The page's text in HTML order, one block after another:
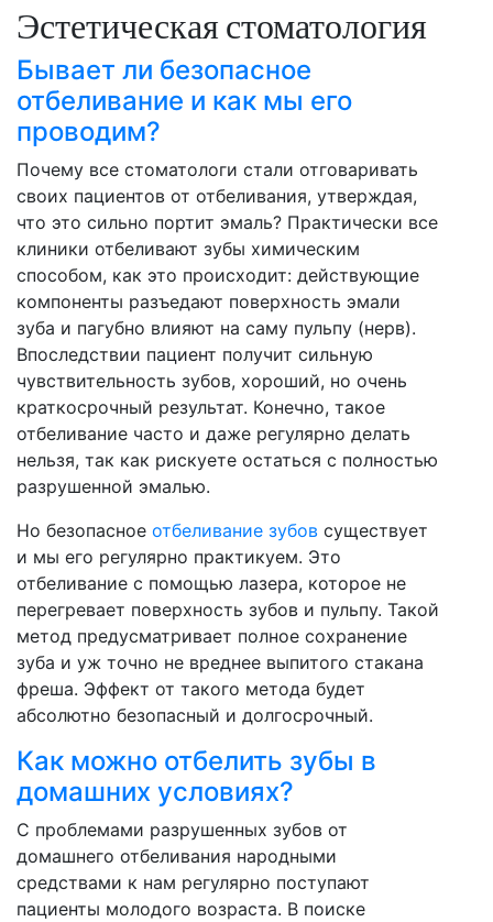
Эстетическая стоматология
Бывает ли безопасное
отбеливание и как мы его
проводим?
Почему все стоматологи стали отговаривать
своих пациентов от отбеливания, утверждая,
что это сильно портит эмаль? Практически все
клиники отбеливают зубы химическим
способом, как это происходит: действующие
компоненты разъедают поверхность эмали
зуба и пагубно влияют на саму пульпу (нерв).
Впоследствии пациент получит сильную
чувствительность зубов, хороший, но очень
краткосрочный результат. Конечно, такое
отбеливание часто и даже регулярно делать
нельзя, так как рискуете остаться с полностью
разрушенной эмалью.
Но безопасное отбеливание зубов существует
и мы его регулярно практикуем. Это
отбеливание с помощью лазера, которое не
перегревает поверхность зубов и пульпу. Такой
метод предусматривает полное сохранение
зуба и уж точно не вреднее выпитого стакана
фреша. Эффект от такого метода будет
абсолютно безопасный и долгосрочный.
Как можно отбелить зубы в
домашних условиях?
С проблемами разрушенных зубов от
домашнего отбеливания народными
средствами к нам регулярно поступают
пациенты молодого возраста. В поиске